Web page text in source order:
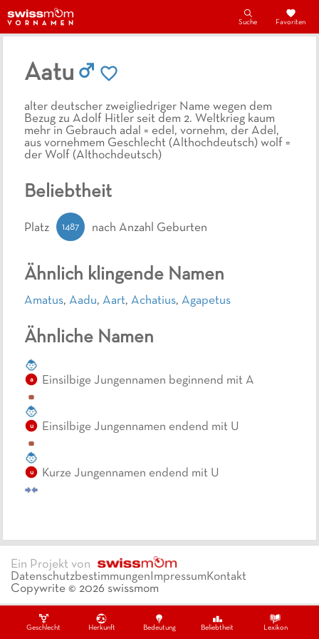
Geschlecht Herkunft Bedeutung Beliebtheit Lexikon
Suche Favoriten
Aatu
alter deutscher zweigliedriger Name wegen dem
Bezug zu Adolf Hitler seit dem 2. Weltkrieg kaum
mehr in Gebrauch adal = edel, vornehm, der Adel,
aus vornehmem Geschlecht (Althochdeutsch) wolf =
der Wolf (Althochdeutsch)
Ähnlich klingende Namen
Amatus, Aadu, Aart, Achatius, Agapetus
Ähnliche Namen
a Einsilbige Jungennamen beginnend mit A
u Einsilbige Jungennamen endend mit U
u Kurze Jungennamen endend mit U
Beliebtheit
Platz 1487 nach Anzahl Geburten
Ein Projekt von
DatenschutzbestimmungenImpressumKontakt
Copywrite © 2026 swissmom